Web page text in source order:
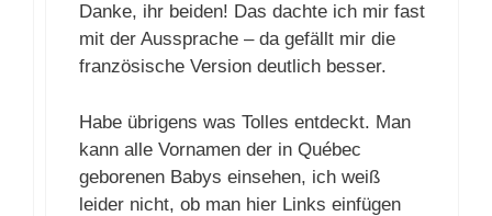
Danke, ihr beiden! Das dachte ich mir fast
mit der Aussprache – da gefällt mir die
französische Version deutlich besser.
Habe übrigens was Tolles entdeckt. Man
kann alle Vornamen der in Québec
geborenen Babys einsehen, ich weiß
leider nicht, ob man hier Links einfügen